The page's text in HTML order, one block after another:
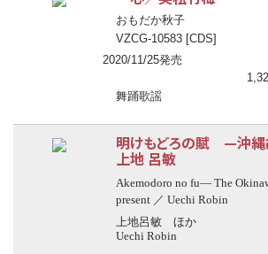
おもだか秋子
VZCG-10583 [CDS]
2020/11/25発売
舞踊歌謡
明けもどろの賦 —沖
上地 呂敏
Akemodoro no fu— The
present ／ Uechi Robin
上地呂敏 ほか
Uechi Robin